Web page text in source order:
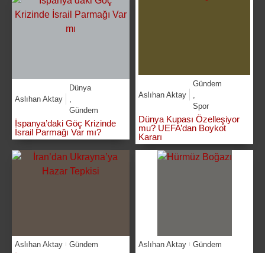
Aslıhan Aktay
Dünya
,
Gündem
İspanya’daki Göç Krizinde
İsrail Parmağı Var mı?
Aslıhan Aktay
Gündem
Spor
Dünya Kupası Özelleşiyor
mu? UEFA’dan Boykot
Kararı
Aslıhan Aktay Gündem Aslıhan Aktay Gündem